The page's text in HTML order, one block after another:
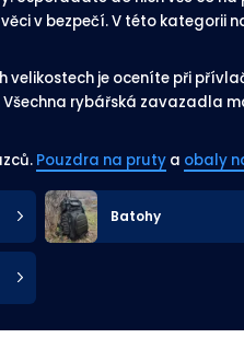
v bezpečí. V této kategorii
je oceníte při
rybářská zavazadla
Pouzdra na pruty a obaly
Batohy